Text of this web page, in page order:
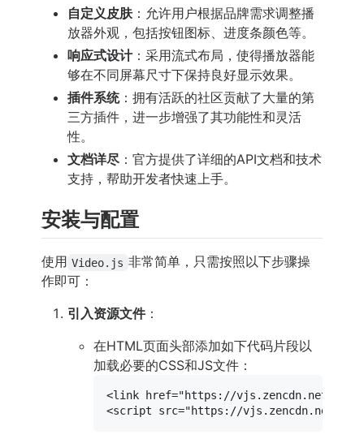
自定义皮肤：允许用户根据品牌需求调整播
放器外观，包括按钮图标、进度条颜色等。
响应式设计：采用流式布局，使得播放器能
够在不同屏幕尺寸下保持良好显示效果。
插件系统：拥有活跃的社区贡献了大量的第
三方插件，进一步增强了其功能性和灵活
性。
文档详尽 ：官方提供了详细的API文档和技术
支持，帮助开发者快速上手。
安装与配置
使用 Video.js 非常简单，只需按照以下步骤操
作即可：
引入资源文件：
在HTML页面头部添加如下代码片段以
加载必要的CSS和JS文件：
<link href="https://vjs.zencdn.net/
<script src="https://vjs.zencdn.net/